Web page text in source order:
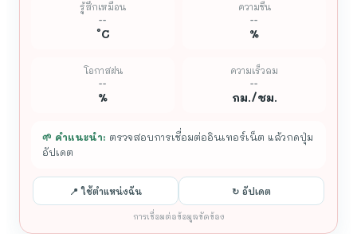
รู้สึกเหมือน
--
°C
ความชื้น
--
%
โอกาสฝน
--
%
ความเร็วลม
--
กม./ชม.
🌱 คำแนะนำ: ตรวจสอบการเชื่อมต่ออินเทอร์เน็ต แล้วกดปุ่ม
อัปเดต
📍 ใช้ตำแหน่งฉัน ↻ อัปเดต
การเชื่อมต่อข้อมูลขัดข้อง